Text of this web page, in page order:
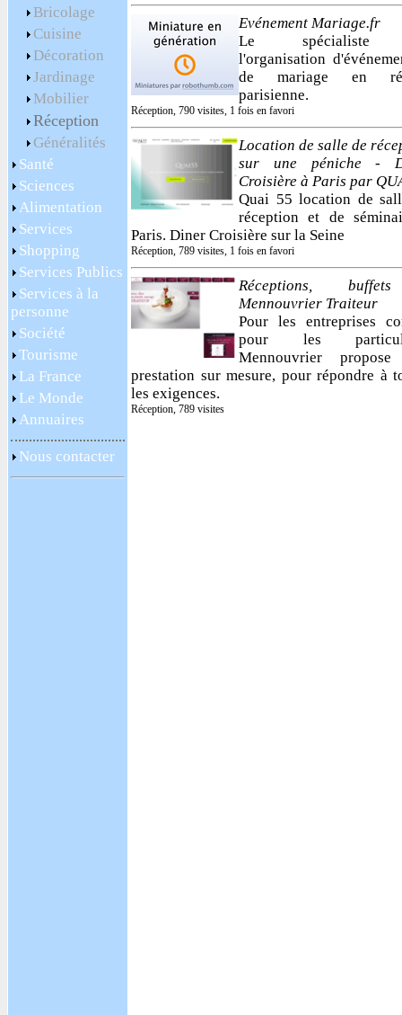
Bricolage
Cuisine
Décoration
Jardinage
Mobilier
Réception
Généralités
Santé
Sciences
Alimentation
Services
Shopping
Services Publics
Services à la
personne
Société
Tourisme
La France
Le Monde
Annuaires
Nous contacter
Evénement Mariage.fr
Le spécialiste
l'organisation
de mariage en
parisienne.
Réception, 790 visites, 1 fois en favori
Location de salle de
sur une péniche -
Croisière à Paris par
Quai 55 location de
réception et de
Paris. Diner Croisière sur la Seine
Réception, 789 visites, 1 fois en favori
Réceptions,
Mennouvrier Traiteur
Pour les entreprises
pour les
Mennouvrier propose
prestation sur mesure, pour répondre à
les exigences.
Réception, 789 visites